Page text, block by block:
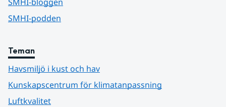
SMHI-podden
Teman
Havsmiljö i kust och hav
Kunskapscentrum för klimatanpassning
Luftkvalitet